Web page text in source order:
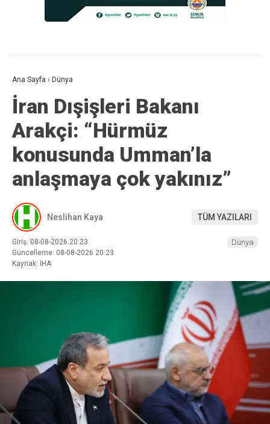
Ana Sayfa › Dünya
İran Dışişleri Bakanı
Arakçi: “Hürmüz
konusunda Umman’la
anlaşmaya çok yakınız”
Neslihan Kaya TÜM YAZILARI
Giriş: 08-08-2026 20:23
Güncelleme: 08-08-2026 20:23
Kaynak: İHA
Dünya